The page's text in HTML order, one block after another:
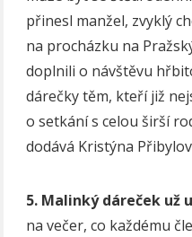
přinesl manžel, zvyklý
na procházku na
doplnili o návštěvu
dárečky těm, kteří již
o setkání s celou širší
dodává Kristýna
5. Malinký dáreček už
na večer, co každému